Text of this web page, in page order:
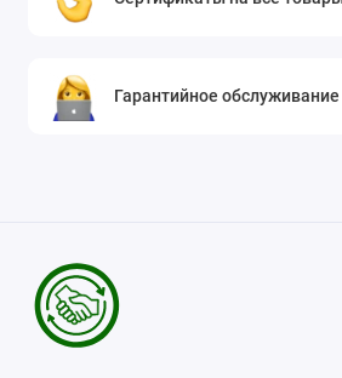
Гарантийное обслуживание